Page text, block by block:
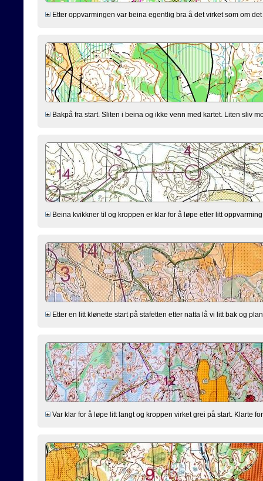
Etter oppvarmingen var beina egentlig bra å det virket som om
Bakpå fra start. Sliten i beina og ikke venn med kartet. Liten sliv
Beina kvikkner til og kroppen er klar for å løpe etter litt
Etter en litt klønette start på stafetten etter natta lå vi litt bak og
Var klar for å løpe litt langt og kroppen virket grei på start. Klarte